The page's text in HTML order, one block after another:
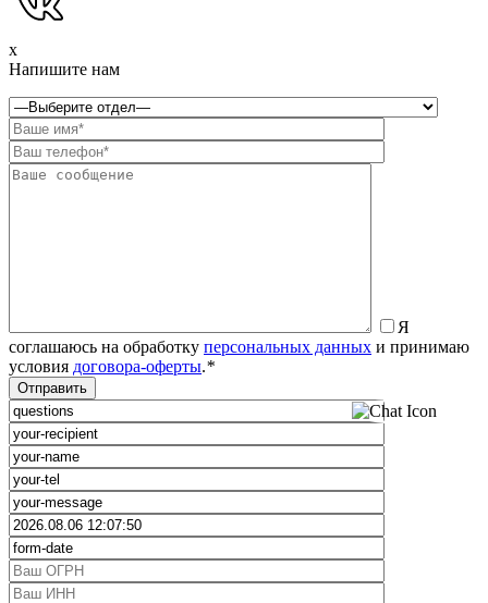
x
Напишите нам
Я
соглашаюсь на обработку персональных данных и принимаю
условия договора-оферты.*